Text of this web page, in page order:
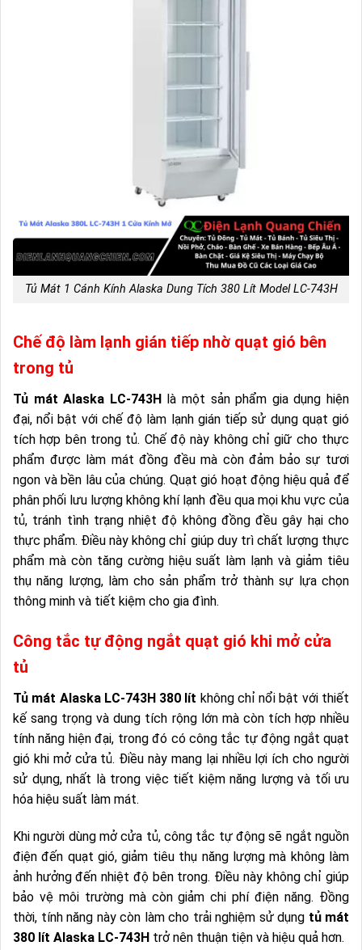
Tủ Mát 1 Cánh Kính Alaska Dung Tích 380 Lít Model LC-743H
Chế độ làm lạnh gián tiếp nhờ quạt gió bên
trong tủ
Tủ mát Alaska LC-743H
là một sản phẩm gia dụng hiện
đại, nổi bật với chế độ làm lạnh gián tiếp sử dụng quạt gió
tích hợp bên trong tủ. Chế độ này không chỉ giữ cho thực
phẩm được làm mát đồng đều mà còn đảm bảo sự tươi
ngon và bền lâu của chúng. Quạt gió hoạt động hiệu quả để
phân phối lưu lượng không khí lạnh đều qua mọi khu vực của
tủ, tránh tình trạng nhiệt độ không đồng đều gây hại cho
thực phẩm. Điều này không chỉ giúp duy trì chất lượng thực
phẩm mà còn tăng cường hiệu suất làm lạnh và giảm tiêu
thụ năng lượng, làm cho sản phẩm trở thành sự lựa chọn
thông minh và tiết kiệm cho gia đình.
Công tắc tự động ngắt quạt gió khi mở cửa
tủ
Tủ mát Alaska LC-743H 380 lít không chỉ nổi bật với thiết
kế sang trọng và dung tích rộng lớn mà còn tích hợp nhiều
tính năng hiện đại, trong đó có công tắc tự động ngắt quạt
gió khi mở cửa tủ. Điều này mang lại nhiều lợi ích cho người
sử dụng, nhất là trong việc tiết kiệm năng lượng và tối ưu
hóa hiệu suất làm mát.
Khi người dùng mở cửa tủ, công tắc tự động sẽ ngắt nguồn
điện đến quạt gió, giảm tiêu thụ năng lượng mà không làm
ảnh hưởng đến nhiệt độ bên trong. Điều này không chỉ giúp
bảo vệ môi trường mà còn giảm chi phí điện năng. Đồng
thời, tính năng này còn làm cho trải nghiệm sử dụng tủ mát
380 lít Alaska LC-743H trở nên thuận tiện và hiệu quả hơn.